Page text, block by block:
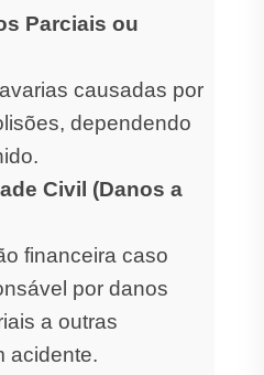
Parciais ou
causadas por
dependendo
Civil (Danos a
financeira caso
por danos
a outras
acidente.